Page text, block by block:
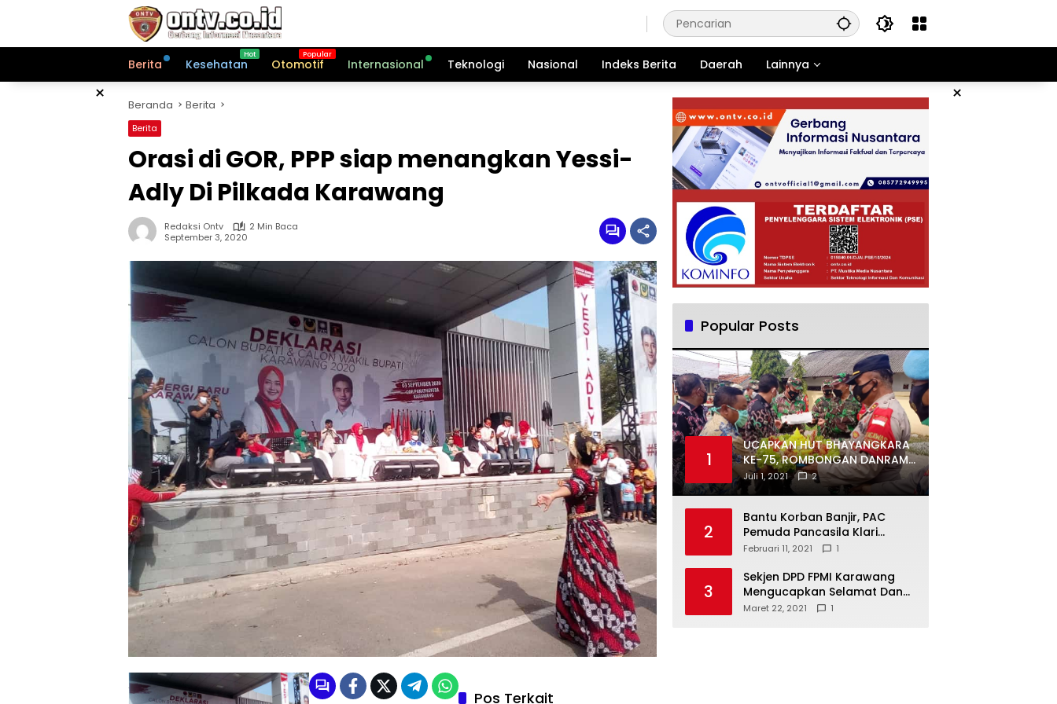
Berita Kesehatan Otomotif Internasional Teknologi Nasional Indeks Berita Daerah Lainnya
× ×
Beranda Berita
Berita
Orasi di GOR, PPP siap menangkan Yessi-
Adly Di Pilkada Karawang
Redaksi Ontv
2 Min Baca
September 3, 2020
Pos Terkait
Popular Posts
1
UCAPKAN HUT BHAYANGKARA
KE-75, ROMBONGAN DANRAMIL
DAN CAMAT DATANGI
MAPOLSEK MUARAGEMBONG
Juli 1, 2021 2
2
Bantu Korban Banjir, PAC
Pemuda Pancasila Klari
Galang Donasi
Februari 11, 2021 1
3
Sekjen DPD FPMI Karawang
Mengucapkan Selamat Dan
Sukses Atas Kemenangan
Maret 22, 2021 1